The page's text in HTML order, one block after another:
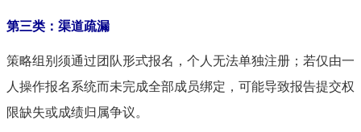
第三类：渠道疏漏
策略组别须通过团队形式报名，个人无法单独注册；若仅由一
人操作报名系统而未完成全部成员绑定，可能导致报告提交权
限缺失或成绩归属争议。